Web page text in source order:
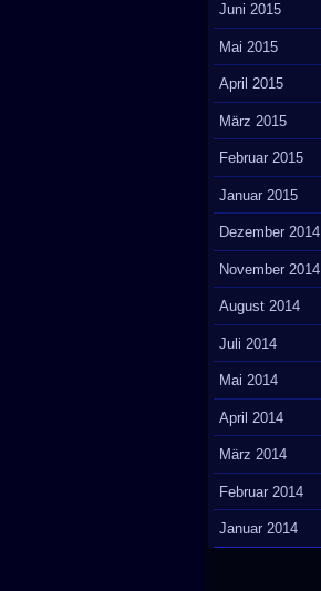
Juni 2015
Mai 2015
April 2015
März 2015
Februar 2015
Januar 2015
Dezember 2014
November 2014
August 2014
Juli 2014
Mai 2014
April 2014
März 2014
Februar 2014
Januar 2014